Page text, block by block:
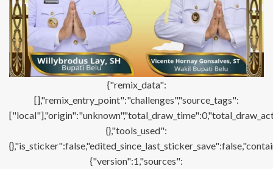
{"remix_data":
[],"remix_entry_point":"challenges","source_tags":
{},"tools_used":
{"version":1,"sources":